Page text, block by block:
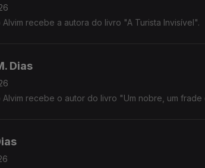
Alvim recebe a autora do livro "A Turista Invisível".
Dias
Alvim recebe o autor do livro "Um nobre, um frade